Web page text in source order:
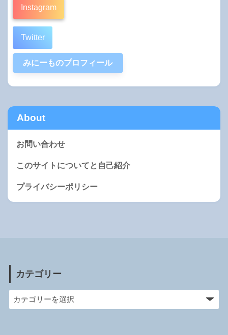
Instagram
Twitter
みにーものプロフィール
About
お問い合わせ
このサイトについてと自己紹介
プライバシーポリシー
カテゴリー